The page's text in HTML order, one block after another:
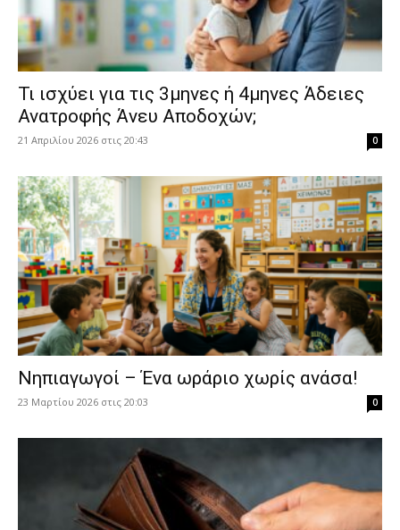
​Τι ισχύει για τις 3μηνες ή 4μηνες Άδειες
Ανατροφής Άνευ Αποδοχών;
21 Απριλίου 2026 στις 20:43 0
Νηπιαγωγοί – Ένα ωράριο χωρίς ανάσα!
23 Μαρτίου 2026 στις 20:03 0